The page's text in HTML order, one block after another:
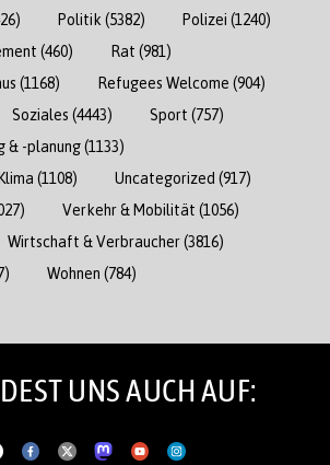
Politik (5382) Polizei (1240)
(460) Rat (981)
(1168) Refugees Welcome (904)
Soziales (4443) Sport (757)
& -planung(1133)
(1108) Uncategorized (917)
Verkehr & Mobilität (1056)
Wirtschaft & Verbraucher(3816)
Wohnen (784)
UNS AUCH AUF: